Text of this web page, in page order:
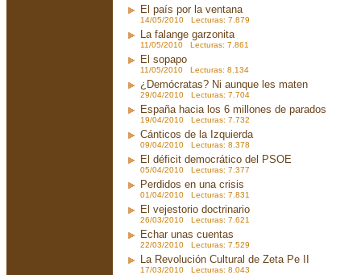
El país por la ventana
14/05/2010 Lecturas: 7.879
La falange garzonita
11/05/2010 Lecturas: 7.861
El sopapo
11/05/2010 Lecturas: 8.134
¿Demócratas? Ni aunque les maten
29/04/2010 Lecturas: 7.704
España hacia los 6 millones de parados
19/04/2010 Lecturas: 7.732
Cánticos de la Izquierda
09/04/2010 Lecturas: 8.378
El déficit democrático del PSOE
05/04/2010 Lecturas: 7.377
Perdidos en una crisis
01/04/2010 Lecturas: 7.831
El vejestorio doctrinario
26/03/2010 Lecturas: 7.621
Echar unas cuentas
22/03/2010 Lecturas: 7.529
La Revolución Cultural de Zeta Pe II
17/03/2010 Lecturas: 8.043